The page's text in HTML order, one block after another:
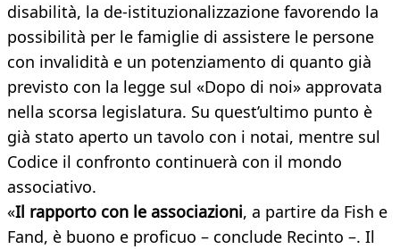
disabilità, la de-istituzionalizzazione favorendo la
possibilità per le famiglie di assistere le persone
con invalidità e un potenziamento di quanto già
previsto con la legge sul «Dopo di noi» approvata
nella scorsa legislatura. Su quest’ultimo punto è
già stato aperto un tavolo con i notai, mentre sul
Codice il confronto continuerà con il mondo
associativo.
«Il rapporto con le associazioni, a partire da Fish e
Fand, è buono e proficuo – conclude Recinto –. Il